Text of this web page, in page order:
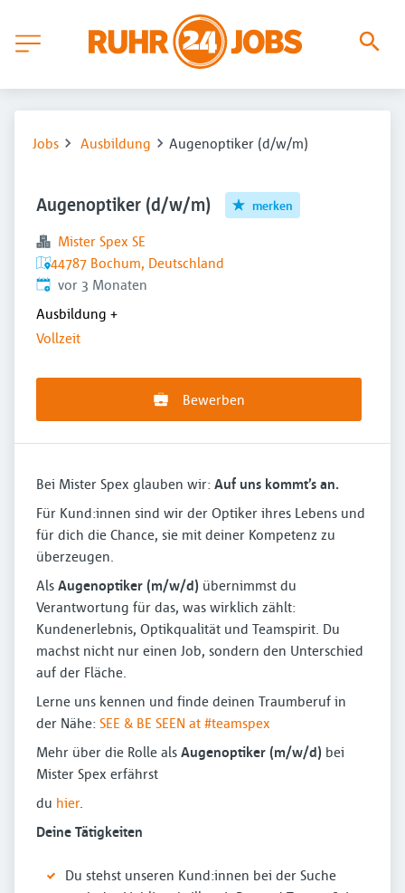
Jobs Ausbildung Augenoptiker (d/w/m)
Augenoptiker (d/w/m) merken
Mister Spex SE
44787 Bochum, Deutschland
Veröffentlicht:
vor 3 Monaten
Ausbildung +
Vollzeit
Bewerben
Bei Mister Spex glauben wir: Auf uns kommt’s an.
Für Kund:innen sind wir der Optiker ihres Lebens und
für dich die Chance, sie mit deiner Kompetenz zu
überzeugen.
Als Augenoptiker (m/w/d) übernimmst du
Verantwortung für das, was wirklich zählt:
Kundenerlebnis, Optikqualität und Teamspirit. Du
machst nicht nur einen Job, sondern den Unterschied
auf der Fläche.
Lerne uns kennen und finde deinen Traumberuf in
der Nähe: SEE & BE SEEN at #teamspex
Mehr über die Rolle als Augenoptiker (m/w/d) bei
Mister Spex erfährst
du hier.
Deine Tätigkeiten
Du stehst unseren Kund:innen bei der Suche